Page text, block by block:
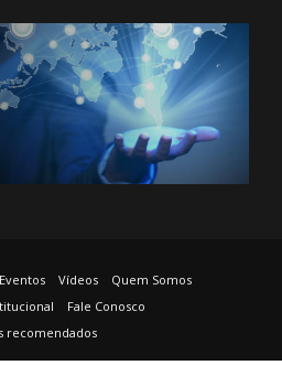
Eventos Vídeos
Quem Somos
Fale Conosco
recomendados